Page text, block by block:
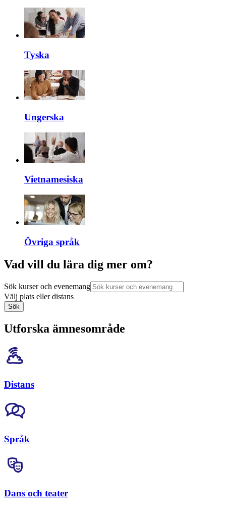
Tyska
Ungerska
Vietnamesiska
Övriga språk
Vad vill du lära dig mer om?
Sök kurser och evenemang
Välj plats eller distans
Sök
Utforska ämnesområde
Distans
Språk
Dans och teater